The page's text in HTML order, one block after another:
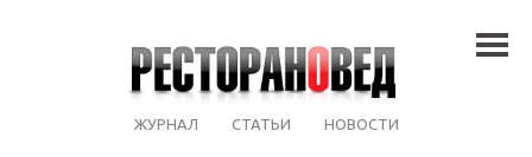
ЖУРНАЛ СТАТЬИ НОВОСТИ